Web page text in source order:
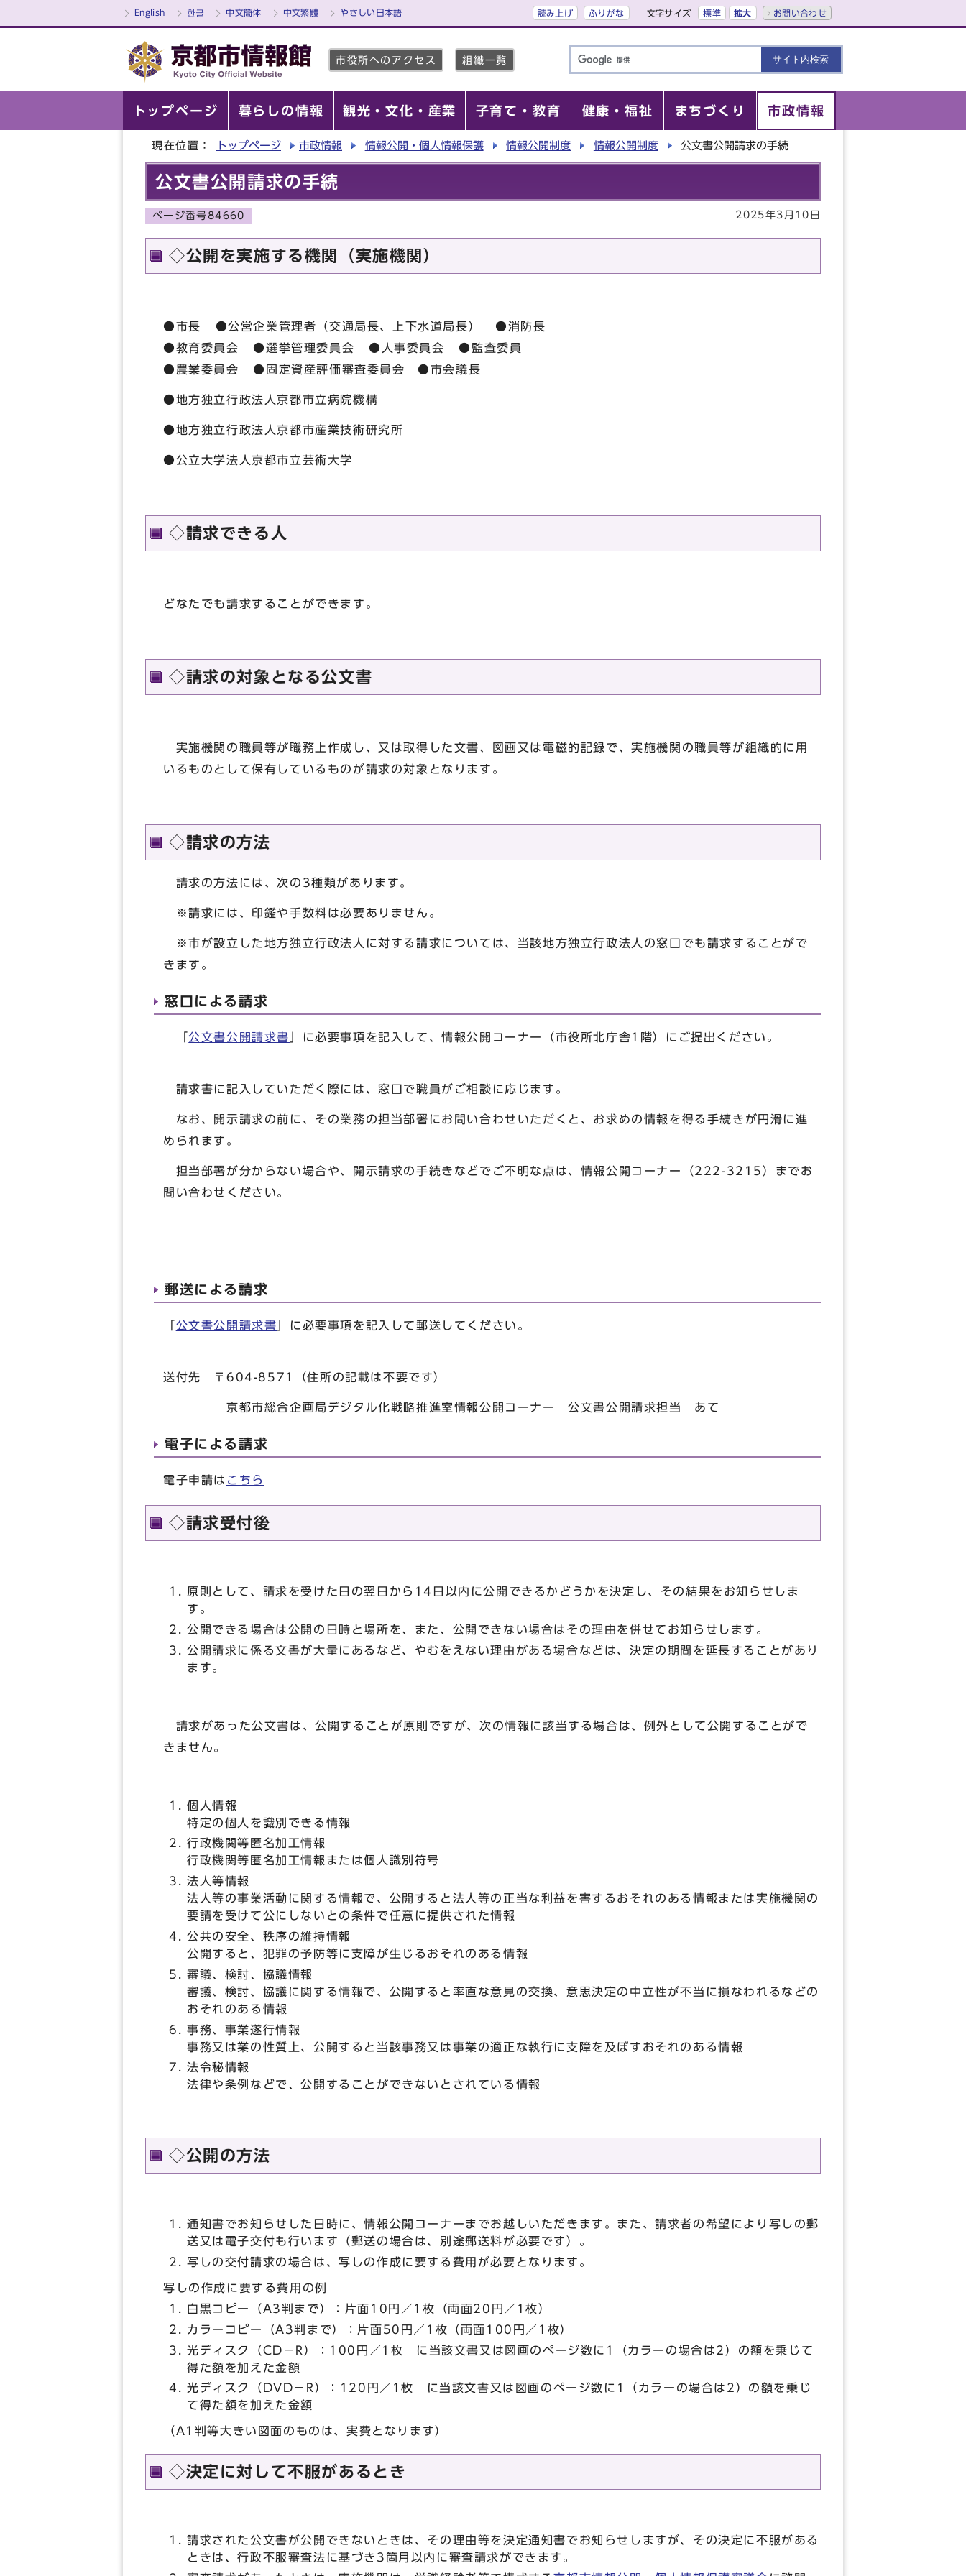
English 한글 中文簡体 中文繁體 やさしい日本語 読み上げ ふりがな 文字サイズ 標準 拡大 お問い合わせ
市役所へのアクセス 組織一覧
トップページ 暮らしの情報 観光・文化・産業 子育て・教育 健康・福祉 まちづくり 市政情報
現在位置： トップページ 市政情報 情報公開・個人情報保護 情報公開制度 情報公開制度 公文書公開請求の手続
公文書公開請求の手続
ページ番号84660 2025年3月10日
◇公開を実施する機関（実施機関）
●市長 ●公営企業管理者（交通局長、上下水道局長） ●消防長
●教育委員会 ●選挙管理委員会 ●人事委員会 ●監査委員
●農業委員会 ●固定資産評価審査委員会 ●市会議長
●地方独立行政法人京都市立病院機構
●地方独立行政法人京都市産業技術研究所
●公立大学法人京都市立芸術大学
◇請求できる人
どなたでも請求することができます。
◇請求の対象となる公文書
実施機関の職員等が職務上作成し、又は取得した文書、図画又は電磁的記録で、実施機関の職員等が組織的に用
いるものとして保有しているものが請求の対象となります。
◇請求の方法
請求の方法には、次の3種類があります。
※請求には、印鑑や手数料は必要ありません。
※市が設立した地方独立行政法人に対する請求については、当該地方独立行政法人の窓口でも請求することがで
きます。
窓口による請求
「公文書公開請求書 」に必要事項を記入して、情報公開コーナー（市役所北庁舎1階）にご提出ください。
請求書に記入していただく際には、窓口で職員がご相談に応じます。
なお、開示請求の前に、その業務の担当部署にお問い合わせいただくと、お求めの情報を得る手続きが円滑に進
められます。
担当部署が分からない場合や、開示請求の手続きなどでご不明な点は、情報公開コーナー（222-3215）までお
問い合わせください。
郵送による請求
公文書公開請求書 」に必要事項を記入して郵送してください。
送付先 〒604-8571（住所の記載は不要です）
京都市総合企画局デジタル化戦略推進室情報公開コーナー 公文書公開請求担当 あて
電子による請求
電子申請は こちら
◇請求受付後
原則として、請求を受けた日の翌日から14日以内に公開できるかどうかを決定し、その結果をお知らせしま
す。
公開できる場合は公開の日時と場所を、また、公開できない場合はその理由を併せてお知らせします。
公開請求に係る文書が大量にあるなど、やむをえない理由がある場合などは、決定の期間を延長することがあり
ます。
請求があった公文書は、公開することが原則ですが、次の情報に該当する場合は、例外として公開することがで
きません。
個人情報
特定の個人を識別できる情報
行政機関等匿名加工情報
行政機関等匿名加工情報または個人識別符号
法人等情報
法人等の事業活動に関する情報で、公開すると法人等の正当な利益を害するおそれのある情報または実施機関の
要請を受けて公にしないとの条件で任意に提供された情報
公共の安全、秩序の維持情報
公開すると、犯罪の予防等に支障が生じるおそれのある情報
審議、検討、協議情報
審議、検討、協議に関する情報で、公開すると率直な意見の交換、意思決定の中立性が不当に損なわれるなどの
おそれのある情報
事務、事業遂行情報
事務又は業の性質上、公開すると当該事務又は事業の適正な執行に支障を及ぼすおそれのある情報
法令秘情報
法律や条例などで、公開することができないとされている情報
◇公開の方法
通知書でお知らせした日時に、情報公開コーナーまでお越しいただきます。また、請求者の希望により写しの郵
送又は電子交付も行います（郵送の場合は、別途郵送料が必要です）。
写しの交付請求の場合は、写しの作成に要する費用が必要となります。
写しの作成に要する費用の例
白黒コピー（A3判まで）：片面10円／1枚（両面20円／1枚）
カラーコピー（A3判まで）：片面50円／1枚（両面100円／1枚）
光ディスク（CD－R）：100円／1枚 に当該文書又は図画のページ数に1（カラーの場合は2）の額を乗じて
得た額を加えた金額
光ディスク（DVD－R）：120円／1枚 に当該文書又は図画のページ数に1（カラーの場合は2）の額を乗じ
て得た額を加えた金額
（A1判等大きい図面のものは、実費となります）
◇決定に対して不服があるとき
請求された公文書が公開できないときは、その理由等を決定通知書でお知らせしますが、その決定に不服がある
ときは、行政不服審査法に基づき3箇月以内に審査請求ができます。